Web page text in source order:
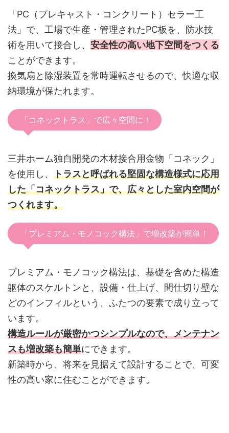
「PC（プレキャスト・コンクリート）セラー工
法」で、工場で生産・管理されたPC板を、防水技
術を用いて接合し、 安全性の高い地下空間をつくる
ことができます。
換気扇と除湿装置を常時運転させるので、快適な収
納環境が保たれます。
「コネックトラス」で広々空間に！
三井ホーム独自開発の木材接合用金物「コネック」
を使用し、 トラスと呼ばれる堅固な構造様式に応用
した「コネックトラス」で、広々とした室内空間が
つくれます。
「プレミアム・モノコック構法」で増改築が簡単！
プレミアム・モノコック構法は、基礎を含めた構造
躯体のスケルトンと、設備・仕上げ、間仕切り壁な
どのインフィルという、ふたつの要素で成り立って
います。
構造ルールが厳密かつシンプルなので、メンテナン
スも増改築も簡単にできます。
新築時から、将来を見据えて設計することで、可変
性の高い家に住むことができます。